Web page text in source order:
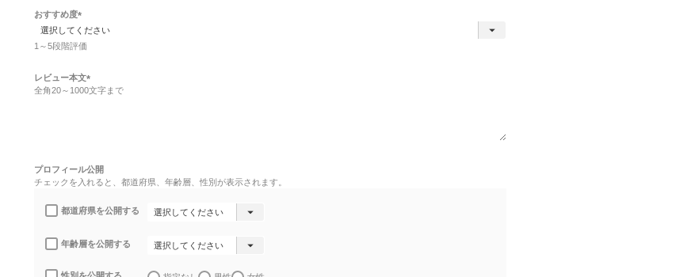
おすすめ度
(
必
1～5段階評価
レビュー本文
(
全角20～1000文字まで
プロフィール公開
チェックを入れると、都道府県、年齢層、性別が表示されます。
都道府県を公開する
年齢層を公開する